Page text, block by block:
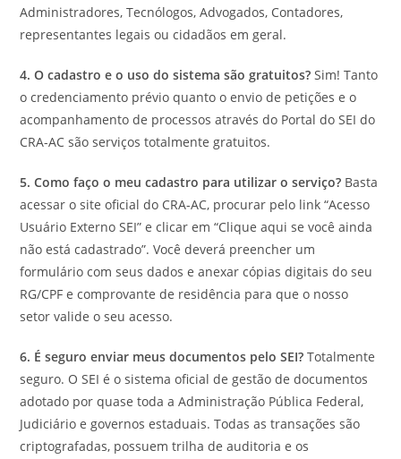
Administradores, Tecnólogos, Advogados, Contadores,
representantes legais ou cidadãos em geral.
4. O cadastro e o uso do sistema são gratuitos? Sim! Tanto
o credenciamento prévio quanto o envio de petições e o
acompanhamento de processos através do Portal do SEI do
CRA-AC são serviços totalmente gratuitos.
5. Como faço o meu cadastro para utilizar o serviço? Basta
acessar o site oficial do CRA-AC, procurar pelo link “Acesso
Usuário Externo SEI” e clicar em “Clique aqui se você ainda
não está cadastrado”. Você deverá preencher um
formulário com seus dados e anexar cópias digitais do seu
RG/CPF e comprovante de residência para que o nosso
setor valide o seu acesso.
6. É seguro enviar meus documentos pelo SEI? Totalmente
seguro. O SEI é o sistema oficial de gestão de documentos
adotado por quase toda a Administração Pública Federal,
Judiciário e governos estaduais. Todas as transações são
criptografadas, possuem trilha de auditoria e os